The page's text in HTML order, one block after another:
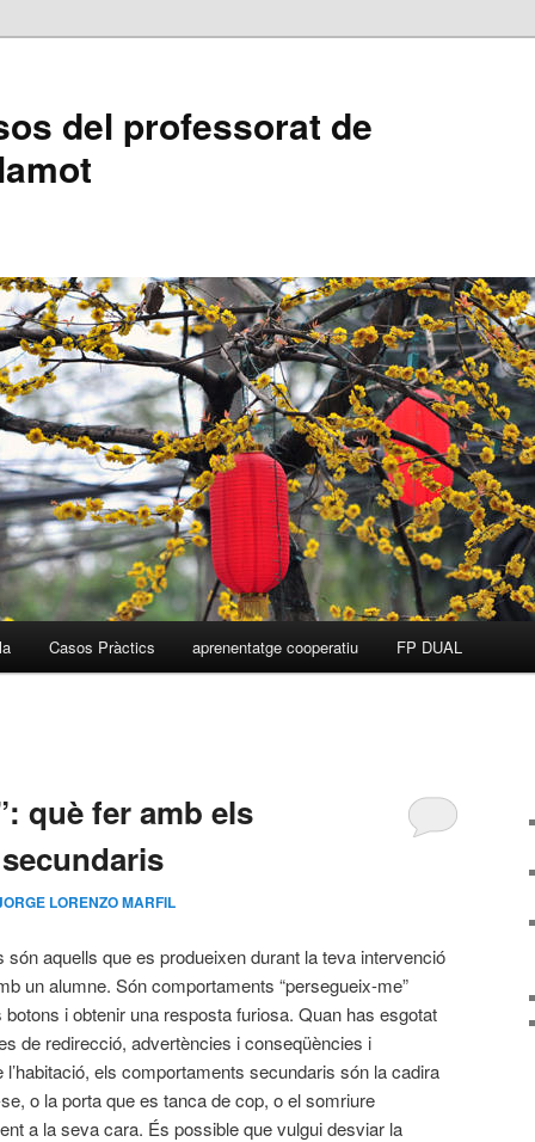
del professorat de
Casos Pràctics aprenentatge cooperatiu FP DUAL
què fer amb els
LORENZO MARFIL
aquells que es produeixen durant la teva intervenció
un alumne. Són comportaments “persegueix-me”
i obtenir una resposta furiosa. Quan has esgotat
de redirecció, advertències i conseqüències i
els comportaments secundaris són la cadira
o la porta que es tanca de cop, o el somriure
a la seva cara. És possible que vulgui desviar la